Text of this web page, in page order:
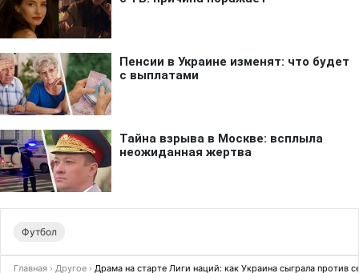
Футбол
Главная › Другое › Драма на старте Лиги наций: как Украина сыграла против